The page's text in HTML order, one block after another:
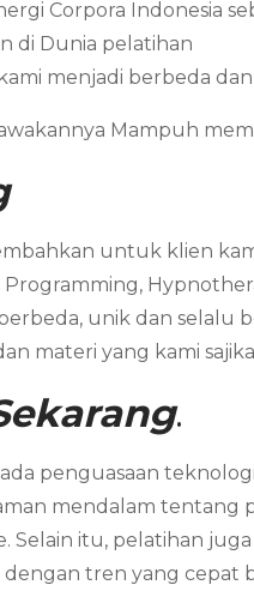
Corpora Indonesia
di Dunia pelatihan
menjadi berbeda
Mampuh
untuk klien
unik dan selalu
materi yang kami
.
penguasaan
mendalam tentang
Selain itu, pelatihan
tren yang cepat